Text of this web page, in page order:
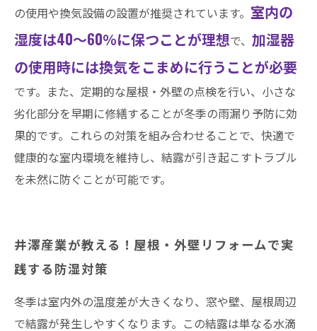
の使用や換気設備の設置が推奨されています。 室内の
湿度は40～60％に保つことが理想で、 加湿器
の使用時には換気をこまめに行うことが必要
です。また、定期的な屋根・外壁の点検を行い、小さな
劣化部分を早期に修繕することが冬季の雨漏り予防に効
果的です。これらの対策を組み合わせることで、快適で
健康的な室内環境を維持し、結露が引き起こすトラブル
を未然に防ぐことが可能です。
井澤産業が教える！屋根・外壁リフォームで実
践する防湿対策
冬季は室内外の温度差が大きくなり、窓や壁、屋根周辺
で結露が発生しやすくなります。この結露は単なる水滴